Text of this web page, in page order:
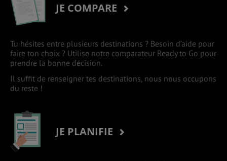
JE COMPARE
Tu hésites entre plusieurs destinations ? Besoin d’aide pour
faire ton choix ? Utilise notre comparateur Ready to Go pour
prendre la bonne décision.
Il suffit de renseigner tes destinations, nous nous occupons
du reste !
JE PLANIFIE